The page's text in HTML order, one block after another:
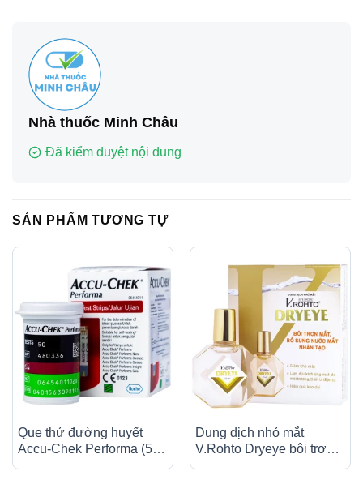
Nhà thuốc Minh Châu
Đã kiểm duyệt nội dung
SẢN PHẨM TƯƠNG TỰ
Que thử đường huyết
Accu-Chek Performa (50
Dung dịch nhỏ mắt
V.Rohto Dryeye bôi trơn